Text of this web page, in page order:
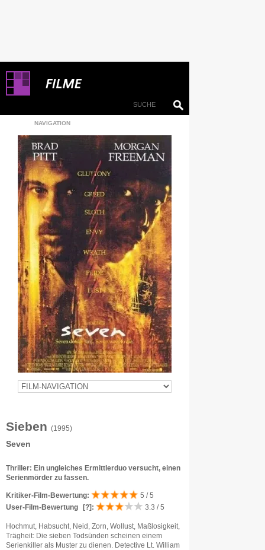
NAVIGATION
Sieben (1995)
Seven
Thriller: Ein ungleiches Ermittlerduo versucht, einen
Serienmörder zu fassen.
Kritiker-Film-Bewertung:
5 / 5
User-Film-Bewertung
[?] : 3.3 / 5
Hochmut, Habsucht, Neid, Zorn, Wollust, Maßlosigkeit,
Trägheit: Die sieben Todsünden scheinen einem
Serienkiller als Muster zu dienen. Detective Lt. William